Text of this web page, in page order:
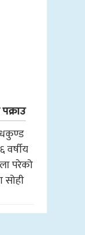
वर्षीय
परेको